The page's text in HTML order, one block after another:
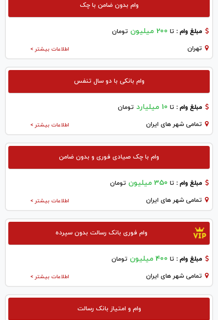
وام بدون ضامن با چک
مبلغ وام : تا 200 میلیون تومان
اطلاعات بیشتر > تهران
وام بانکی با دو سال تنفس
مبلغ وام : تا 10 میلیارد تومان
اطلاعات بیشتر > تمامی شهر های ایران
وام با چک صیادی فوری و بدون ضامن
مبلغ وام : تا 350 میلیون تومان
اطلاعات بیشتر > تمامی شهر های ایران
وام فوری بانک رسالت بدون سپرده
مبلغ وام : تا 400 میلیون تومان
اطلاعات بیشتر > تمامی شهر های ایران
وام و امتیاز بانک رسالت